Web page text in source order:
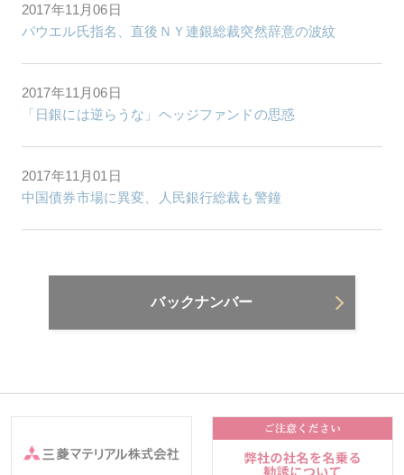
2017年11月06日
パウエル氏指名、直後ＮＹ連銀総裁突然辞意の波紋
2017年11月06日
「日銀には逆らうな」ヘッジファンドの思惑
2017年11月01日
中国債券市場に異変、人民銀行総裁も警鐘
バックナンバー